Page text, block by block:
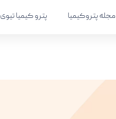
مجله پتروکیمیا پترو کیمیا تیوی